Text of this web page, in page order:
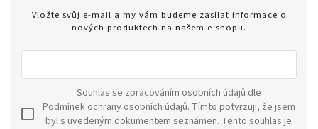
Vložte svůj e-mail a my vám budeme zasílat informace o
nových produktech na našem e-shopu.
Podmínek ochrany osobních údajů. Tímto potvrzuji, že jsem
byl s uvedeným dokumentem seznámen. Tento souhlas je